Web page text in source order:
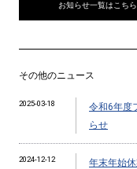
お知らせ一覧はこちら
その他のニュース
2025-03-18
令和6年度
らせ
2024-12-12 年末年始